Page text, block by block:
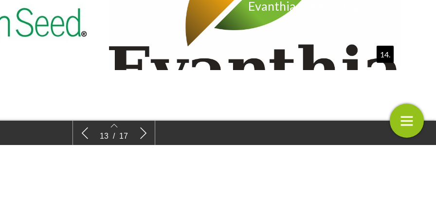
Schneider Youngplants
13 / 17
Evanthia Seeds & Plants
14.